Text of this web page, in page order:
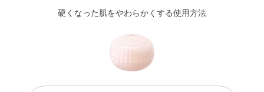
硬くなった肌をやわらかくする使用方法
洗顔料
化粧液
メイク落とし
角層ケア化粧水